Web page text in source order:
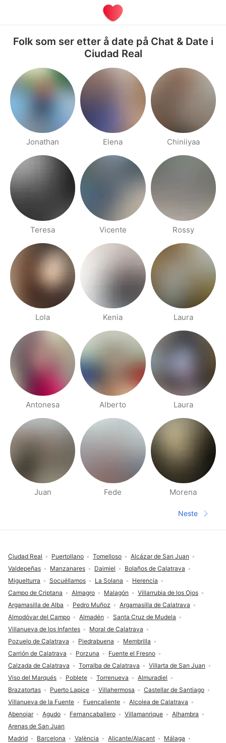
Folk som ser etter å date på Chat & Date i
Ciudad Real
Jonathan Elena Chiniiyaa
Teresa Vicente Rossy
Lola Kenia Laura
Antonesa Alberto Laura
Juan Fede Morena
Neste
Neste
Madrid Barcelona València Alicante/Alacant
Málaga
Ciudad Real Puertollano Tomelloso
Alcázar de San Juan
Valdepeñas
Manzanares Daimiel
Bolaños de Calatrava
Miguelturra
Socuéllamos La Solana
Herencia
Campo de Criptana
Almagro Malagón
Villarrubia de los Ojos
Argamasilla de Alba
Pedro Muñoz
Argamasilla de Calatrava
Almodóvar del Campo
Almadén
Santa Cruz de Mudela
Villanueva de los Infantes
Moral de Calatrava
Pozuelo de Calatrava
Piedrabuena
Membrilla
Carrión de Calatrava
Porzuna
Fuente el Fresno
Calzada de Calatrava
Torralba de Calatrava
Villarta de San Juan
Viso del Marqués
Poblete Torrenueva
Almuradiel
Brazatortas
Puerto Lapice Villahermosa
Castellar de Santiago
Villanueva de la Fuente
Fuencaliente
Alcolea de Calatrava
Abenojar
Agudo Fernancaballero Villamanrique
Alhambra
Arenas de San Juan